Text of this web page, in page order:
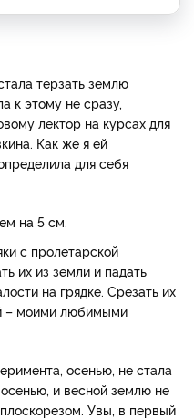
терзать землю
к этому не сразу,
лектор на курсах для
Как же я ей
для себя
на 5 см.
с пролетарской
их из земли и падать
на грядке. Срезать их
– моими любимыми
осенью, не стала
и весной землю не
Увы, в первый